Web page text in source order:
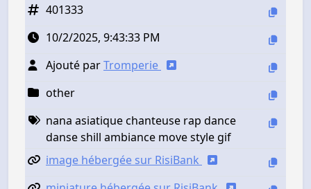
401333
10/2/2025, 9:43:33 PM
Ajouté parTromperie
other
nana asiatique chanteuse rap dance
danse shill ambiance move style gif
image hébergée sur RisiBank